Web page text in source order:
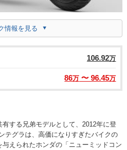
情報を見る
106.92万
86万 〜 96.45万
する兄弟モデルとして、2012年に登
テグラは、高価になりすぎたバイクの
えられたホンダの「ニューミッドコン